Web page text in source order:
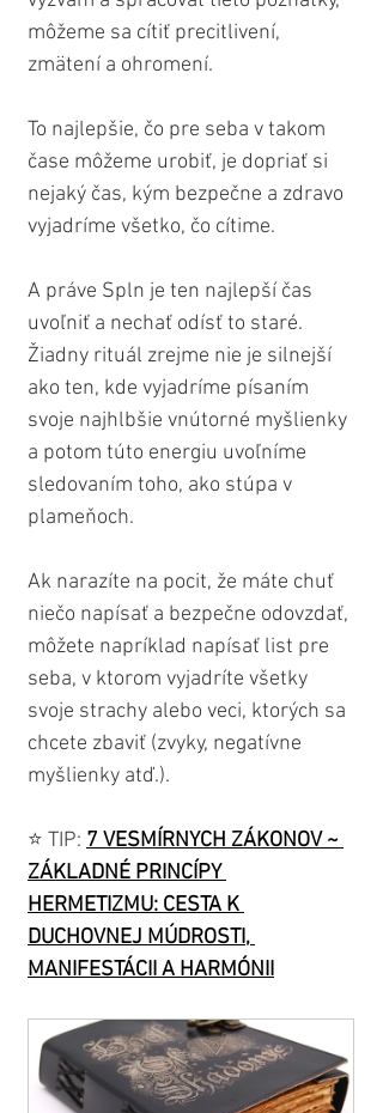
môžeme sa cítiť precitlivení,
zmätení a ohromení.
To najlepšie, čo pre seba v takom
čase môžeme urobiť, je dopriať si
nejaký čas, kým bezpečne a zdravo
vyjadríme všetko, čo cítime.
A práve Spln je ten najlepší čas
uvoľniť a nechať odísť to staré.
Žiadny rituál zrejme nie je silnejší
ako ten, kde vyjadríme písaním
svoje najhlbšie vnútorné myšlienky
a potom túto energiu uvoľníme
sledovaním toho, ako stúpa v
plameňoch.
Ak narazíte na pocit, že máte chuť
niečo napísať a bezpečne odovzdať,
môžete napríklad napísať list pre
seba, v ktorom vyjadríte všetky
svoje strachy alebo veci, ktorých sa
chcete zbaviť (zvyky, negatívne
myšlienky atď.).
⭐️ TIP: 7 VESMÍRNYCH ZÁKONOV ~
ZÁKLADNÉ PRINCÍPY
HERMETIZMU: CESTA K
DUCHOVNEJ MÚDROSTI,
MANIFESTÁCII A HARMÓNII